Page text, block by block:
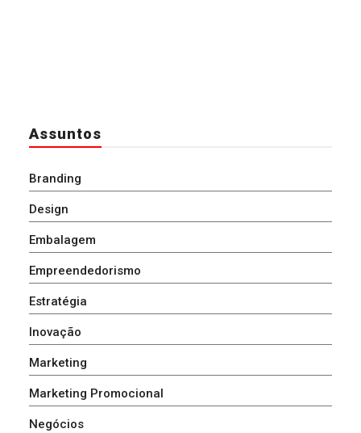
Assuntos
Branding
Design
Embalagem
Empreendedorismo
Estratégia
Inovação
Marketing
Marketing Promocional
Negócios